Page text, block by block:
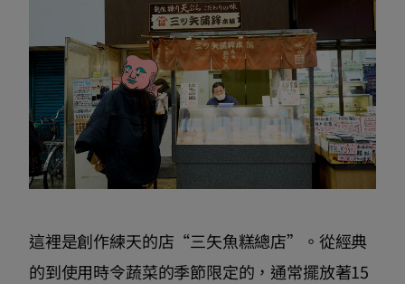
這裡是創作練天的店“三矢魚糕總店”。從經典
的到使用時令蔬菜的季節限定的，通常擺放著15